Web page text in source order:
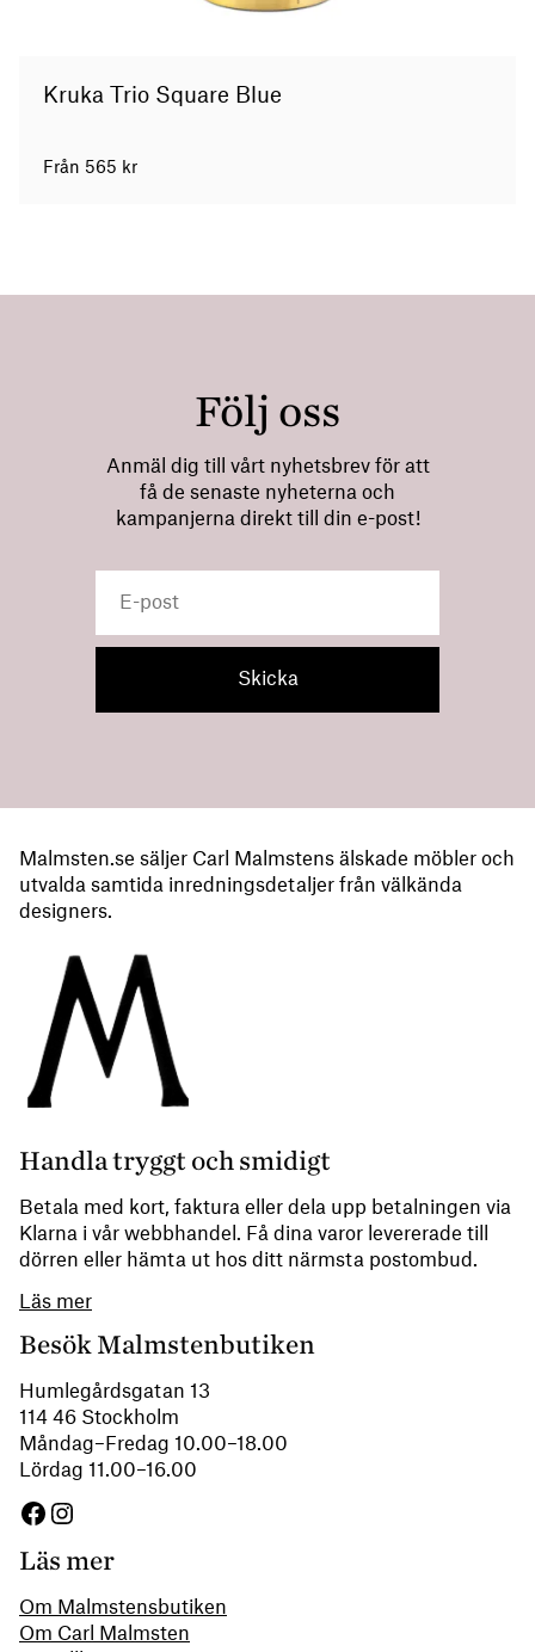
Kruka Trio Square Blue
Från 565 kr
Följ oss
Anmäl dig till vårt nyhetsbrev för att
få de senaste nyheterna och
kampanjerna direkt till din e-post!
Malmsten.se säljer Carl Malmstens älskade möbler och
utvalda samtida inredningsdetaljer från välkända
designers.
Handla tryggt och smidigt
Betala med kort, faktura eller dela upp betalningen via
Klarna i vår webbhandel. Få dina varor levererade till
dörren eller hämta ut hos ditt närmsta postombud.
Läs mer
Besök Malmstenbutiken
Humlegårdsgatan 13
114 46 Stockholm
Måndag–Fredag 10.00–18.00
Lördag 11.00–16.00
Facebook
Instagram
Läs mer
Om Malmstensbutiken
Om Carl Malmsten